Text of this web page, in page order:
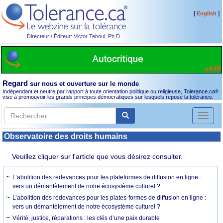
Directeur / Éditeur: Victor Teboul, Ph.D.
[English ]
Regard sur nous et ouverture sur le monde
Indépendant et neutre par rapport à toute orientation politique ou religieuse, Tolerance.ca®
vise à promouvoir les grands principes démocratiques sur lesquels repose la tolérance.
Toggle
Observatoire des droits humains
Veuillez cliquer sur l'article que vous désirez consulter.
L’abolition des redevances pour les plateformes de diffusion en ligne :
vers un démantèlement de notre écosystème culturel ?
L’abolition des redevances pour les plates-formes de diffusion en ligne :
vers un démantèlement de notre écosystème culturel ?
Vérité, justice, réparations : les clés d’une paix durable